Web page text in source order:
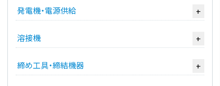
発電機・電源供給 +
溶接機 +
締め工具・締結機器 +